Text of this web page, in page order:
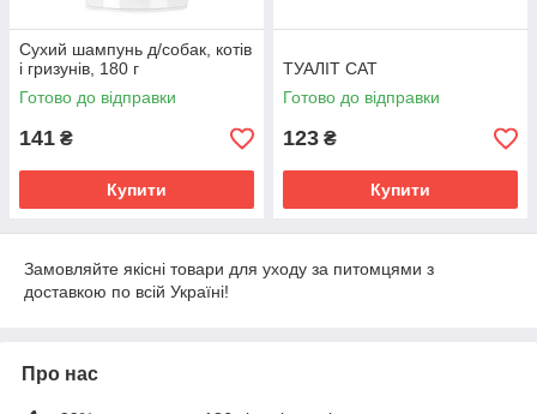
Сухий шампунь д/собак, котів
і гризунів, 180 г
Готово до відправки
141 ₴
Купити
ТУАЛІТ CAT
Готово до відправки
123 ₴
Купити
Замовляйте якісні товари для уходу за питомцями з
доставкою по всій Україні!
Про нас